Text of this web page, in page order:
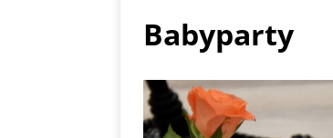
[ 28.
Babyparty